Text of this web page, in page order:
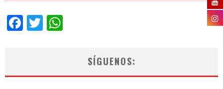
Facebook
Twitter
SÍGUENOS: